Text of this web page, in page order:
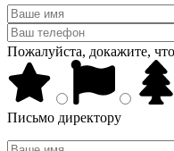
Пожалуйста, докажите,
Письмо директору